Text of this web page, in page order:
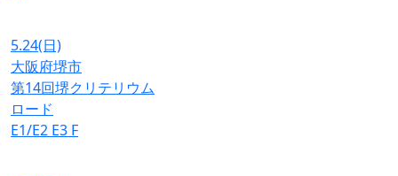
5.24(日)
大阪府堺市
第14回堺クリテリウム
ロード
E1/E2 E3 F